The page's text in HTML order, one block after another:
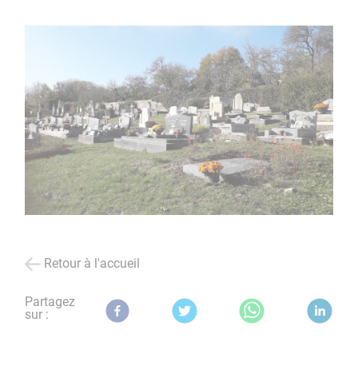
Retour à l'accueil
Partagez
sur :